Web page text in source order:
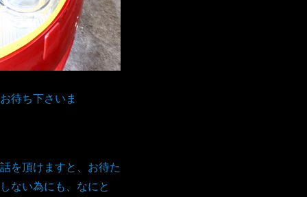
待ち下さいま
を頂けますと、お待た
ない為にも、なにと